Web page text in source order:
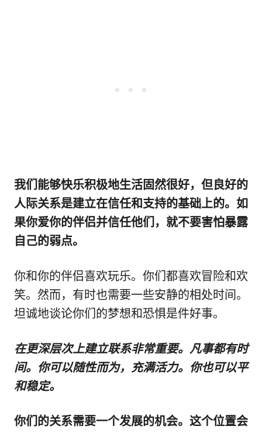
我们能够快乐积极地生活固然很好，但良好的
人际关系是建立在信任和支持的基础上的。如
果你爱你的伴侣并信任他们，就不要害怕暴露
自己的弱点。
你和你的伴侣喜欢玩乐。你们都喜欢冒险和欢
笑。然而，有时也需要一些安静的相处时间。
坦诚地谈论你们的梦想和恐惧是件好事。
在更深层次上建立联系非常重要。凡事都有时
间。你可以随性而为，充满活力。你也可以平
和稳定。
你们的关系需要一个发展的机会。这个位置会